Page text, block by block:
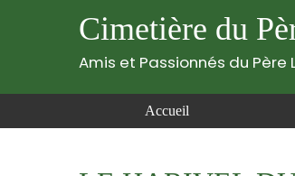
Cimetière du
Amis et Passionnés du Père
Accueil